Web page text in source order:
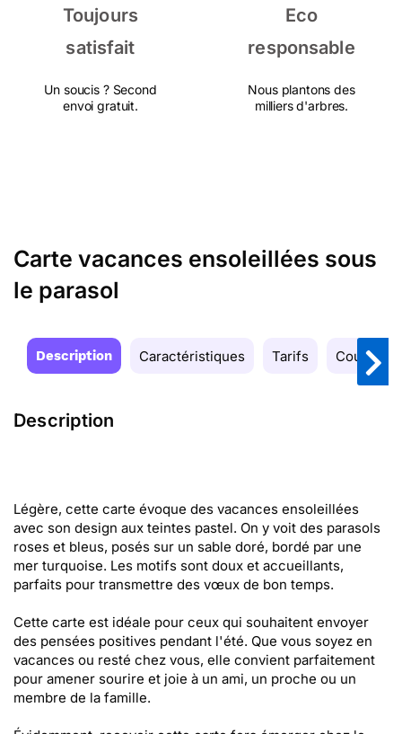
Toujours
satisfait
Un soucis ? Second
envoi gratuit.
Eco
responsable
Nous plantons des
milliers d'arbres.
Carte vacances ensoleillées sous
le parasol
Description Caractéristiques Tarifs Couleurs
Description
Légère, cette carte évoque des vacances ensoleillées
avec son design aux teintes pastel. On y voit des parasols
roses et bleus, posés sur un sable doré, bordé par une
mer turquoise. Les motifs sont doux et accueillants,
parfaits pour transmettre des vœux de bon temps.
Cette carte est idéale pour ceux qui souhaitent envoyer
des pensées positives pendant l'été. Que vous soyez en
vacances ou resté chez vous, elle convient parfaitement
pour amener sourire et joie à un ami, un proche ou un
membre de la famille.